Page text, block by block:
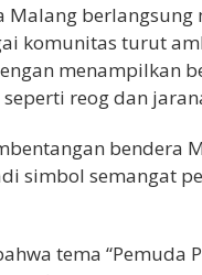
Malang
komunitas turut
menampilkan
reog dan
bendera
simbol semangat
tema “Pemuda